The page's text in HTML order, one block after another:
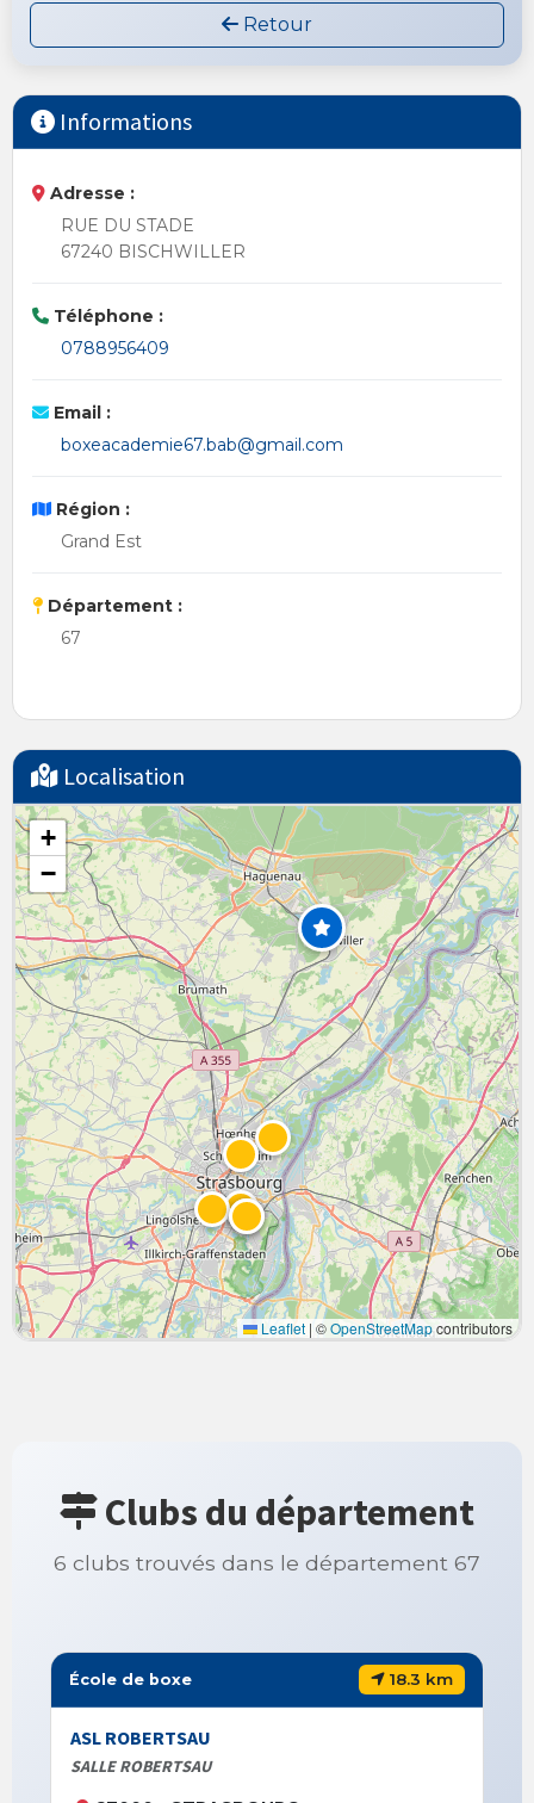
Retour
Informations
Adresse :
RUE DU STADE
67240 BISCHWILLER
Téléphone :
0788956409
Email :
boxeacademie67.bab@gmail.com
Région :
Grand Est
Département :
67
Localisation
+
−
Leaflet | ©OpenStreetMapcontributors
Clubs du département
6 clubs trouvés dans le département 67
École de boxe 18.3 km
ASL ROBERTSAU
SALLE ROBERTSAU